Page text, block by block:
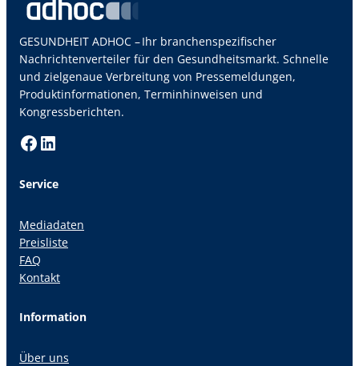
GESUNDHEIT ADHOC – Ihr branchenspezifischer
Nachrichtenverteiler für den Gesundheitsmarkt. Schnelle
und zielgenaue Verbreitung von Pressemeldungen,
Produktinformationen, Terminhinweisen und
Kongressberichten.
Facebook LinkedIn
Service
Mediadaten
Preisliste
FAQ
Kontakt
Information
Über uns